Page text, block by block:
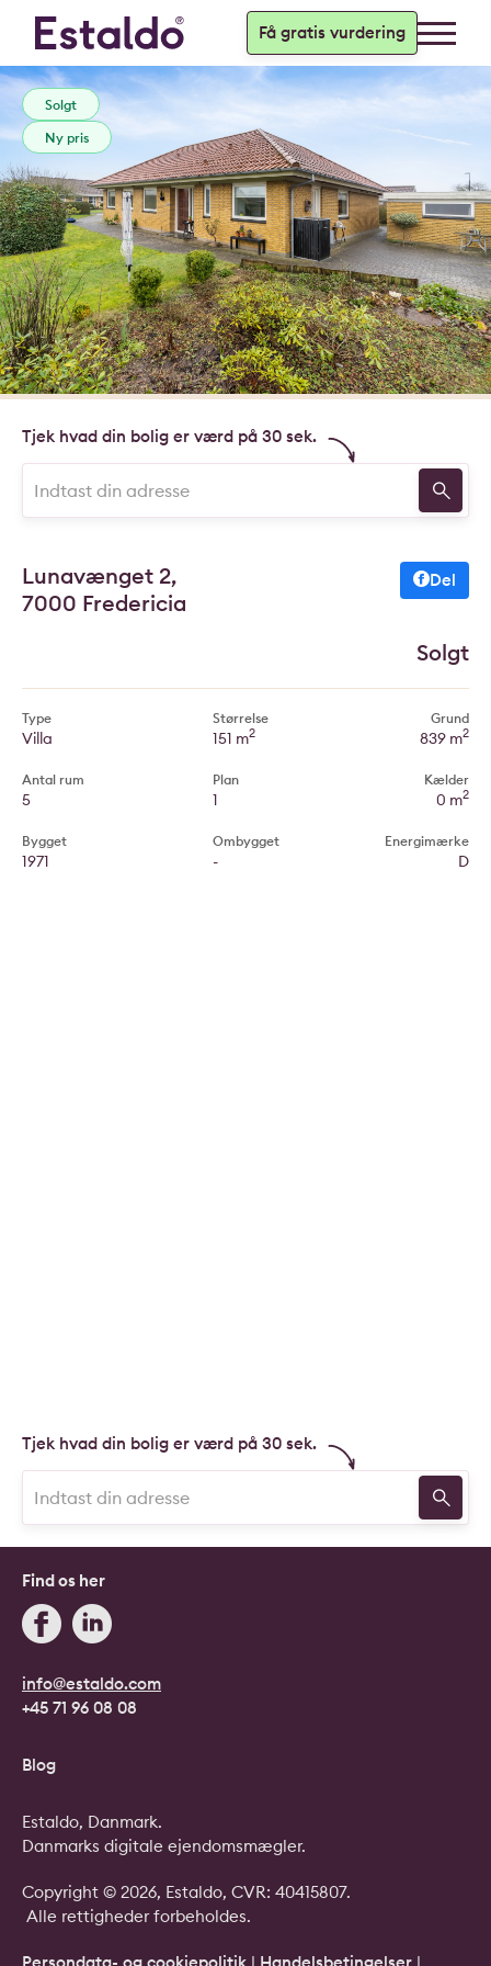
Få gratis vurdering
Solgt
Ny pris
Tjek hvad din bolig er værd på 30 sek.
Lunavænget 2,
7000 Fredericia
Del
Solgt
Type
Villa
Antal rum
5
Bygget
1971
Størrelse
151 m2
Plan
1
Ombygget
-
Grund
839 m2
Kælder
0 m2
Energimærke
D
Tjek hvad din bolig er værd på 30 sek.
info@estaldo.com
+45 71 96 08 08
Find os her
Blog
Copyright © 2026, Estaldo, CVR: 40415807.
Alle rettigheder forbeholdes.
Persondata- og cookiepolitik | Handelsbetingelser |
Estaldo, Danmark.
Danmarks digitale ejendomsmægler.